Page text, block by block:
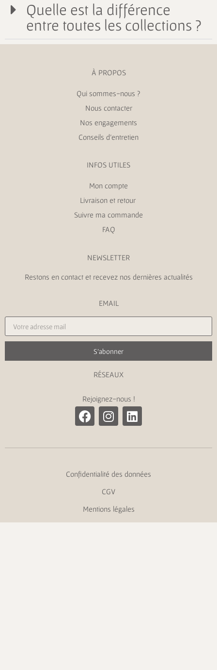
Quelle est la différence
entre toutes les collections ?
À PROPOS
Qui sommes-nous ?
Nous contacter
Nos engagements
Conseils d’entretien
INFOS UTILES
Mon compte
Livraison et retour
Suivre ma commande
FAQ
NEWSLETTER
Restons en contact et recevez nos dernières actualités
EMAIL
S'abonner
RÉSEAUX
Rejoignez-nous !
Confidentialité des données
CGV
Mentions légales